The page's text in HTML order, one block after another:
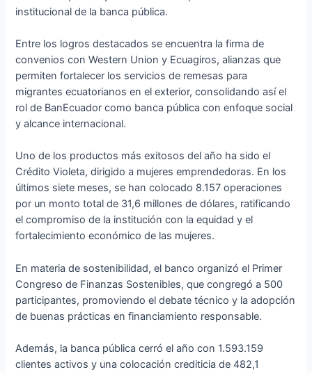
institucional de la banca pública.
Entre los logros destacados se encuentra la firma de
convenios con Western Union y Ecuagiros, alianzas que
permiten fortalecer los servicios de remesas para
migrantes ecuatorianos en el exterior, consolidando así el
rol de BanEcuador como banca pública con enfoque social
y alcance internacional.
Uno de los productos más exitosos del año ha sido el
Crédito Violeta, dirigido a mujeres emprendedoras. En los
últimos siete meses, se han colocado 8.157 operaciones
por un monto total de 31,6 millones de dólares, ratificando
el compromiso de la institución con la equidad y el
fortalecimiento económico de las mujeres.
En materia de sostenibilidad, el banco organizó el Primer
Congreso de Finanzas Sostenibles, que congregó a 500
participantes, promoviendo el debate técnico y la adopción
de buenas prácticas en financiamiento responsable.
Además, la banca pública cerró el año con 1.593.159
clientes activos y una colocación crediticia de 482,1